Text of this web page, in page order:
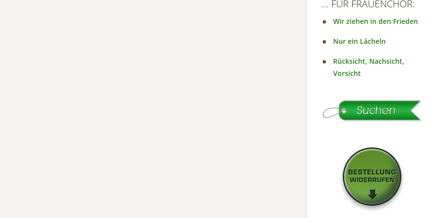
... FÜR FRAUENCHOR:
Wir ziehen in den Frieden
Nur ein Lächeln
Rücksicht, Nachsicht,
Vorsicht